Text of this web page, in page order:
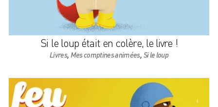
Si le loup était en colère, le livre !
Livres, Mes comptines animées, Si le loup